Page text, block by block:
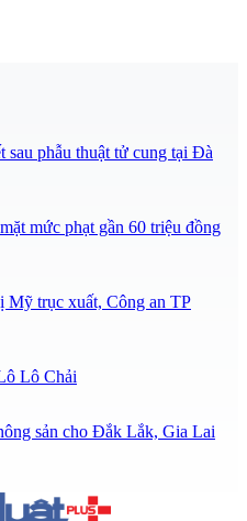
phẫu thuật tử cung tại Đà
mức phạt gần 60 triệu đồng
Mỹ trục xuất, Công an TP
Lô Chải
sản cho Đắk Lắk, Gia Lai